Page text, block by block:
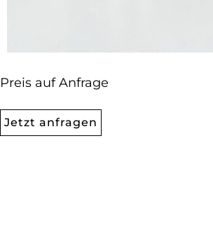
Preis auf Anfrage
Jetzt anfragen